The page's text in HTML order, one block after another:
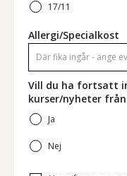
17/11
Allergi/Specialkost
Vill du ha fortsatt
kurser/nyheter från
Ja
Nej